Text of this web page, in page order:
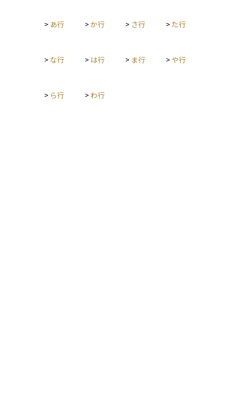
> あ行 >か行 > さ行 > た行
> な行 > は行 > ま行 > や行
> ら行 > わ行